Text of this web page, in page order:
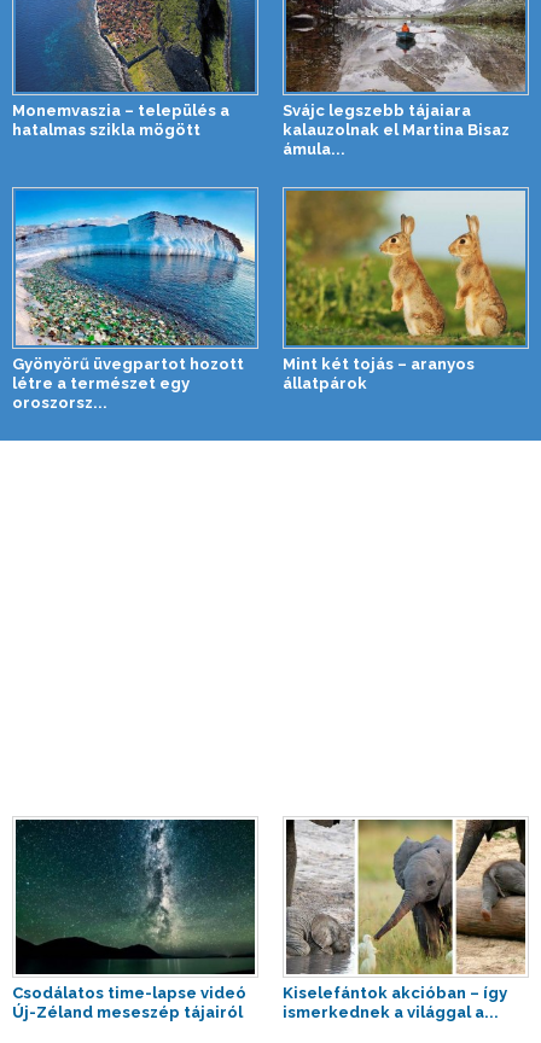
Monemvaszia – település a
hatalmas szikla mögött
Svájc legszebb tájaiara
kalauzolnak el Martina Bisaz
ámula...
Gyönyörű üvegpartot hozott
létre a természet egy
oroszorsz...
Mint két tojás – aranyos
állatpárok
Csodálatos time-lapse videó
Új-Zéland meseszép tájairól
Kiselefántok akcióban – így
ismerkednek a világgal a...